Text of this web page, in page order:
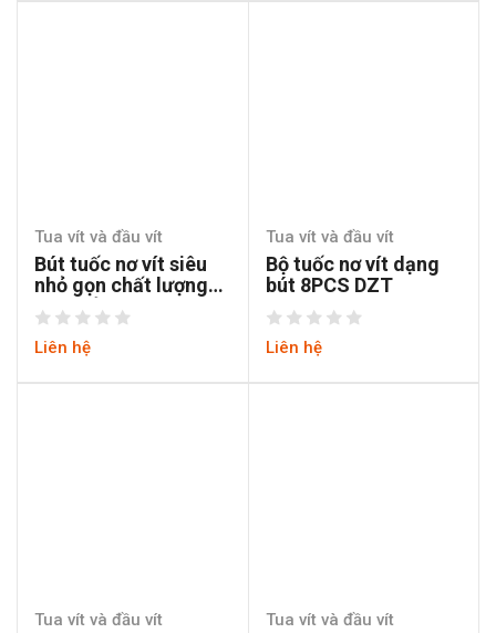
Tua vít và đầu vít
Bút tuốc nơ vít siêu
nhỏ gọn chất lượng
nhật bản
Liên hệ
Tua vít và đầu vít
Bộ tuốc nơ vít dạng
bút 8PCS DZT
Liên hệ
Tua vít và đầu vít Tua vít và đầu vít